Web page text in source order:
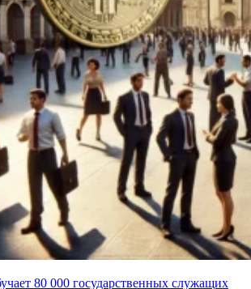
80 000 государственных служащих